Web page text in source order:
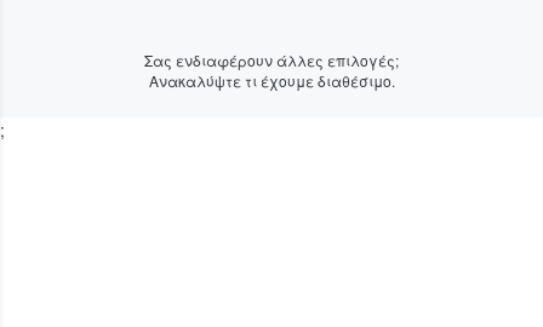
Σας ενδιαφέρουν άλλες επιλογές;
Ανακαλύψτε τι έχουμε διαθέσιμο.
;